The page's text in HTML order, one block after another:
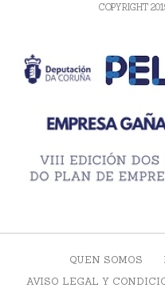
COPYRIGHT
QUEN SOMOS
AVISO LEGAL Y